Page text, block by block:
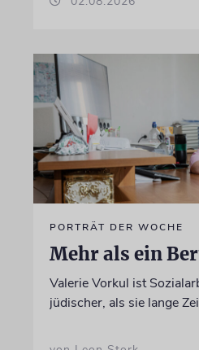
PORTRÄT DER WOCHE
Mehr als ein
Valerie Vorkul ist
jüdischer, als sie lange